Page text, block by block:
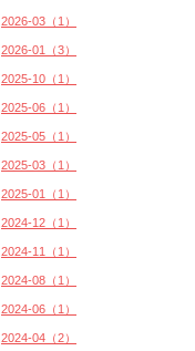
2026-03（1）
2026-01（3）
2025-10（1）
2025-06（1）
2025-05（1）
2025-03（1）
2025-01（1）
2024-12（1）
2024-11（1）
2024-08（1）
2024-06（1）
2024-04（2）